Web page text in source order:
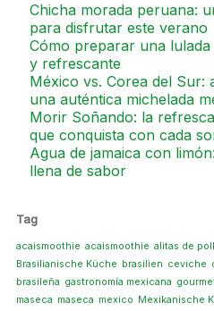
Chicha morada peruana:
para disfrutar este verano
Cómo preparar una
y refrescante
México vs. Corea del Sur:
una auténtica michelada
Morir Soñando: la
que conquista con cada
Agua de jamaica con
llena de sabor
Tag
acaismoothie acaismoothie alitas de
Brasilianische Küche brasilien ceviche
brasileña gastronomía mexicana
maseca maseca mexico Mexikanische